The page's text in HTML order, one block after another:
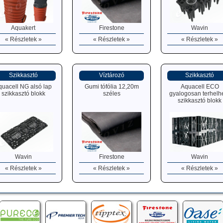
Aquakert
« Részletek »
Firestone
« Részletek »
Wavin
« Részletek »
Szikkasztó
NG alsó lap
szikkasztó blokk
Wavin
« Részletek »
Víztározó
Gumi tófólia 12,20m
széles
Firestone
« Részletek »
Szikkasztó
Aquacell ECO
gyalogosan
szikkasztó blokk
Wavin
« Részletek »